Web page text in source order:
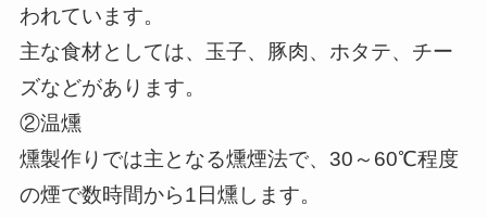
われています。
主な食材としては、玉子、豚肉、ホタテ、チー
ズなどがあります。
②温燻
燻製作りでは主となる燻煙法で、30～60℃程度
の煙で数時間から1日燻します。